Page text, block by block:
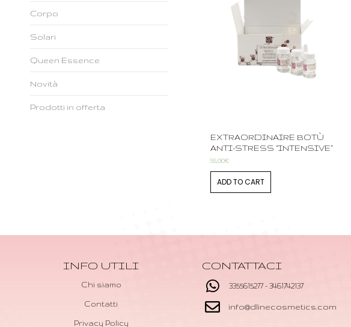
EXTRAORDINAIRE BOTÙ
ANTI-STRESS “INTENSIVE”
55,00€
ADD TO CART
Corpo
Solari
Queen Essence
Novità
Prodotti in offerta
INFO UTILI
Chi siamo
Contatti
Privacy Policy
CONTATTACI
3355615277 - 3461742137
info@dlinecosmetics.com